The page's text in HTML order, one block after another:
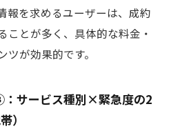
報を求めるユーザーは、成約
ことが多く、具体的な料金・
が効果的です。
サービス種別×緊急度の2
）